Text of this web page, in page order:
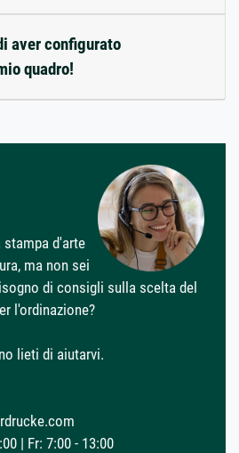
aver configurato
quadro!
stampa d'arte
ma non sei
di consigli sulla scelta del
l'ordinazione?
lieti di aiutarvi.
| Fr: 7:00 - 13:00